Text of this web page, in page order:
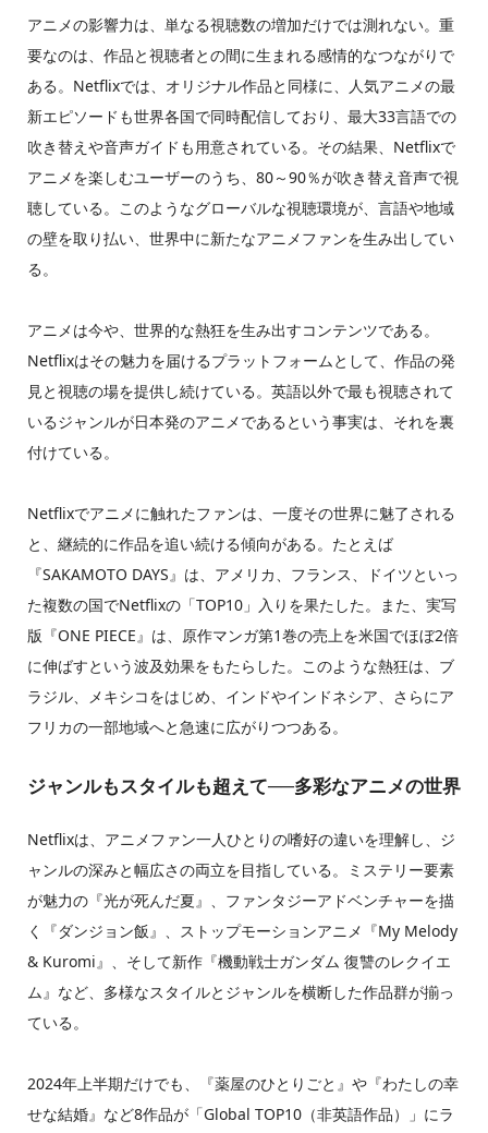
アニメの影響力は、単なる視聴数の増加だけでは測れない。重
要なのは、作品と視聴者との間に生まれる感情的なつながりで
ある。Netflixでは、オリジナル作品と同様に、人気アニメの最
新エピソードも世界各国で同時配信しており、最大33言語での
吹き替えや音声ガイドも用意されている。その結果、Netflixで
アニメを楽しむユーザーのうち、80～90％が吹き替え音声で視
聴している。このようなグローバルな視聴環境が、言語や地域
の壁を取り払い、世界中に新たなアニメファンを生み出してい
る。
アニメは今や、世界的な熱狂を生み出すコンテンツである。
Netflixはその魅力を届けるプラットフォームとして、作品の発
見と視聴の場を提供し続けている。英語以外で最も視聴されて
いるジャンルが日本発のアニメであるという事実は、それを裏
付けている。
Netflixでアニメに触れたファンは、一度その世界に魅了される
と、継続的に作品を追い続ける傾向がある。たとえば
『SAKAMOTO DAYS』は、アメリカ、フランス、ドイツといっ
た複数の国でNetflixの「TOP10」入りを果たした。また、実写
版『ONE PIECE』は、原作マンガ第1巻の売上を米国でほぼ2倍
に伸ばすという波及効果をもたらした。このような熱狂は、ブ
ラジル、メキシコをはじめ、インドやインドネシア、さらにア
フリカの一部地域へと急速に広がりつつある。
ジャンルもスタイルも超えて──多彩なアニメの世界
Netflixは、アニメファン一人ひとりの嗜好の違いを理解し、ジ
ャンルの深みと幅広さの両立を目指している。ミステリー要素
が魅力の『光が死んだ夏』、ファンタジーアドベンチャーを描
く『ダンジョン飯』、ストップモーションアニメ『My Melody
& Kuromi』、そして新作『機動戦士ガンダム 復讐のレクイエ
ム』など、多様なスタイルとジャンルを横断した作品群が揃っ
ている。
2024年上半期だけでも、『薬屋のひとりごと』や『わたしの幸
せな結婚』など8作品が「Global TOP10（非英語作品）」にラ